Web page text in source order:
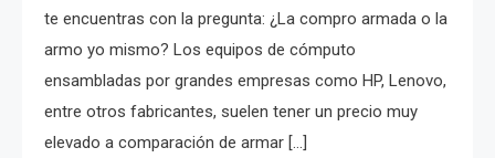
te encuentras con la pregunta: ¿La compro armada o la
armo yo mismo? Los equipos de cómputo
ensambladas por grandes empresas como HP, Lenovo,
entre otros fabricantes, suelen tener un precio muy
elevado a comparación de armar […]